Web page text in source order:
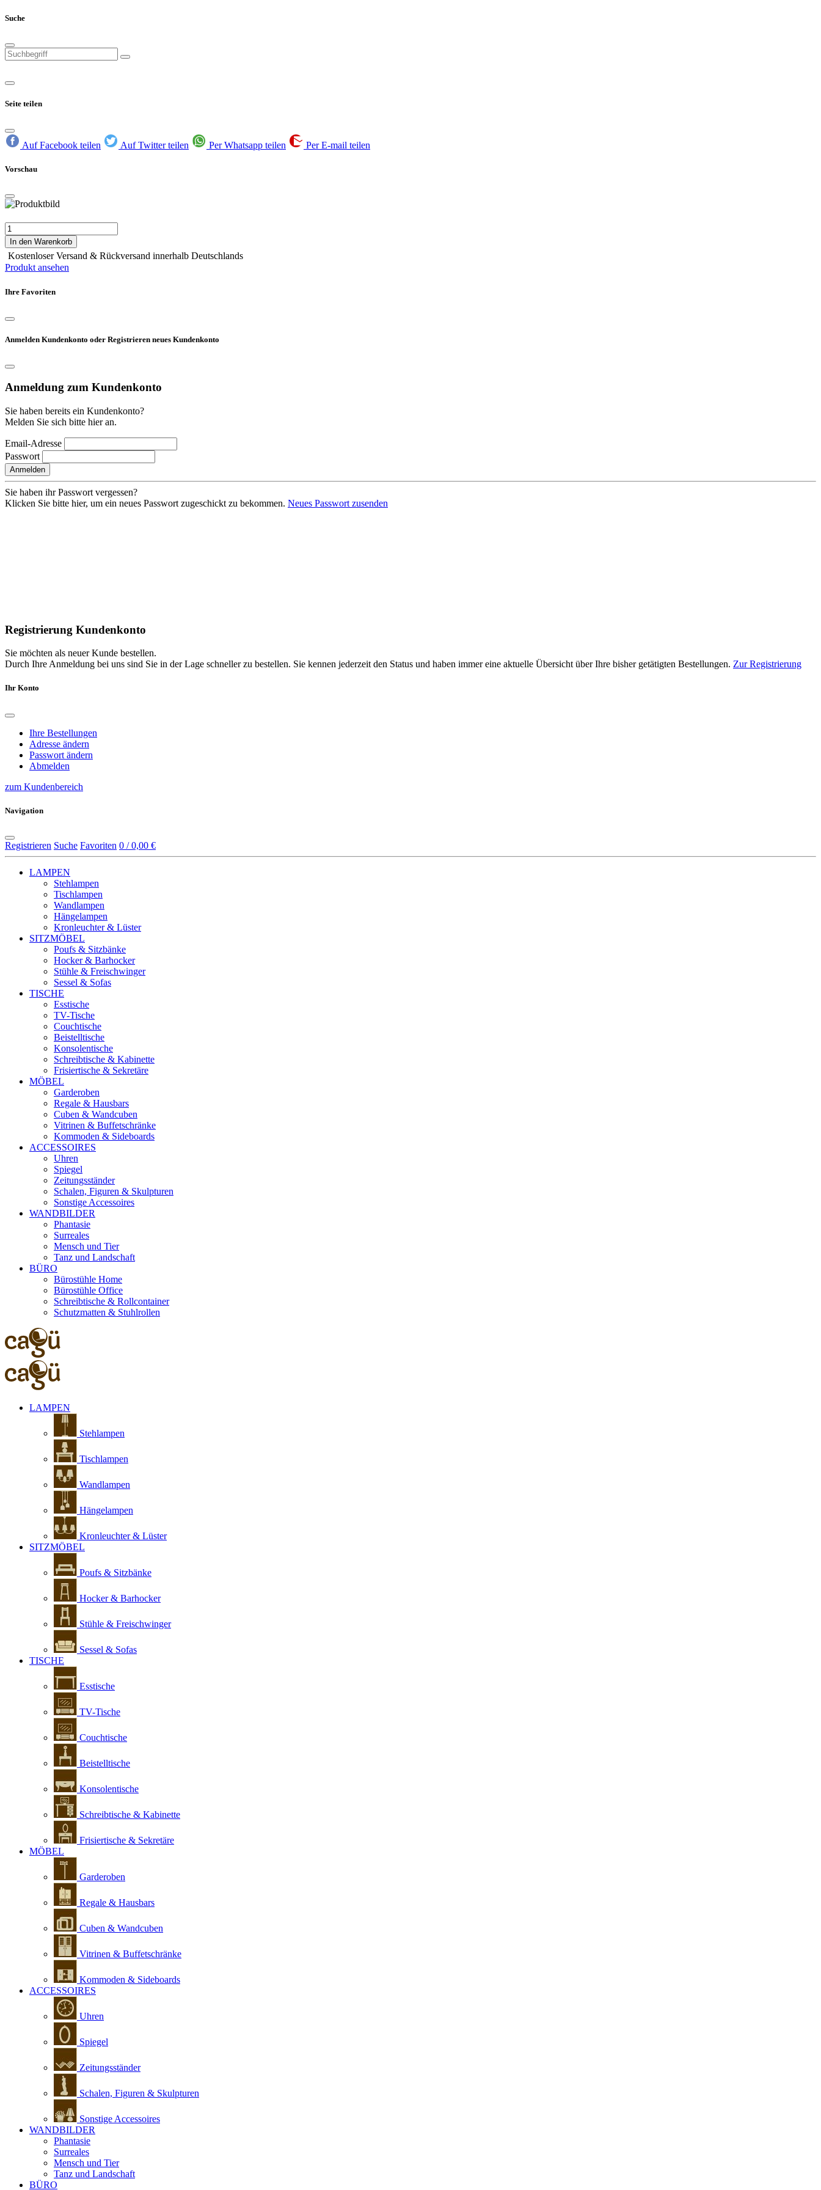
Suche
Seite teilen
Auf Facebook teilen Auf Twitter teilen Per Whatsapp teilen Per E-mail teilen
Vorschau
In den Warenkorb
Kostenloser Versand & Rückversand innerhalb Deutschlands
Produkt ansehen
Ihre Favoriten
Anmelden Kundenkonto oder Registrieren neues Kundenkonto
Anmeldung zum Kundenkonto
Sie haben bereits ein Kundenkonto?
Melden Sie sich bitte hier an.
Email-Adresse
Passwort
Anmelden
Sie haben ihr Passwort vergessen?
Klicken Sie bitte hier, um ein neues Passwort zugeschickt zu bekommen. Neues Passwort zusenden
Registrierung Kundenkonto
Sie möchten als neuer Kunde bestellen.
Durch Ihre Anmeldung bei uns sind Sie in der Lage schneller zu bestellen. Sie kennen jederzeit den Status und haben immer eine aktuelle Übersicht über Ihre bisher getätigten Bestellungen. Zur Registrierung
Ihr Konto
Ihre Bestellungen
Adresse ändern
Passwort ändern
Abmelden
zum Kundenbereich
Navigation
Registrieren Suche Favoriten 0 / 0,00 €
LAMPEN
Stehlampen
Tischlampen
Wandlampen
Hängelampen
Kronleuchter & Lüster
SITZMÖBEL
Poufs & Sitzbänke
Hocker & Barhocker
Stühle & Freischwinger
Sessel & Sofas
TISCHE
Esstische
TV-Tische
Couchtische
Beistelltische
Konsolentische
Schreibtische & Kabinette
Frisiertische & Sekretäre
MÖBEL
Garderoben
Regale & Hausbars
Cuben & Wandcuben
Vitrinen & Buffetschränke
Kommoden & Sideboards
ACCESSOIRES
Uhren
Spiegel
Zeitungsständer
Schalen, Figuren & Skulpturen
Sonstige Accessoires
WANDBILDER
Phantasie
Surreales
Mensch und Tier
Tanz und Landschaft
BÜRO
Bürostühle Home
Bürostühle Office
Schreibtische & Rollcontainer
Schutzmatten & Stuhlrollen
LAMPEN
Stehlampen
Tischlampen
Wandlampen
Hängelampen
Kronleuchter & Lüster
SITZMÖBEL
Poufs & Sitzbänke
Hocker & Barhocker
Stühle & Freischwinger
Sessel & Sofas
TISCHE
Esstische
TV-Tische
Couchtische
Beistelltische
Konsolentische
Schreibtische & Kabinette
Frisiertische & Sekretäre
MÖBEL
Garderoben
Regale & Hausbars
Cuben & Wandcuben
Vitrinen & Buffetschränke
Kommoden & Sideboards
ACCESSOIRES
Uhren
Spiegel
Zeitungsständer
Schalen, Figuren & Skulpturen
Sonstige Accessoires
WANDBILDER
Phantasie
Surreales
Mensch und Tier
Tanz und Landschaft
BÜRO